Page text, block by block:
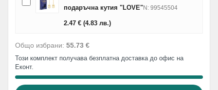
подаръчна кутия "LOVE"N: 99545504
2.47 € (4.83 лв.)
Общо избрани: 55.73 €
Този комплект получава безплатна доставка до офис на
Еконт.